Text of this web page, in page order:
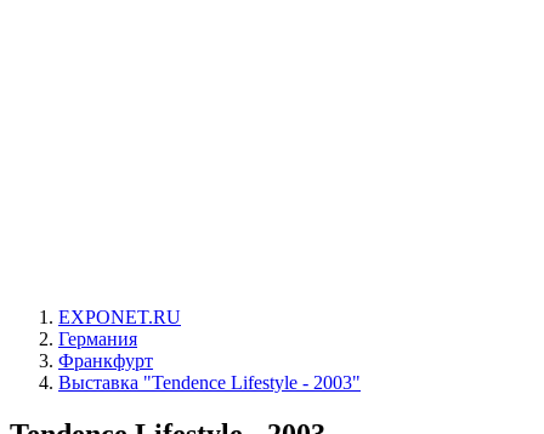
EXPONET.RU
Германия
Франкфурт
Выставка "Tendence Lifestyle - 2003"